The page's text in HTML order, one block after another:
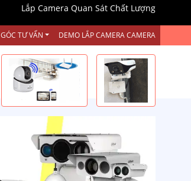
Lắp Camera Quan Sát Chất Lượng
GÓC TƯ VẤN DEMO LẮP CAMERA CAMERA